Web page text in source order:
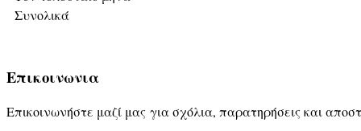
Συνολικά
Επικοινωνια
Επικοινωνήστε μαζί μας για σχόλια, παρατηρήσεις και